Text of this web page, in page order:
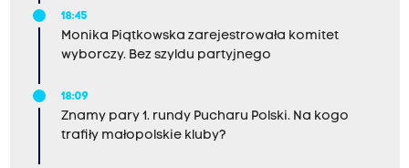
18:45
Monika Piątkowska zarejestrowała komitet
wyborczy. Bez szyldu partyjnego
18:09
Znamy pary 1. rundy Pucharu Polski. Na kogo
trafiły małopolskie kluby?